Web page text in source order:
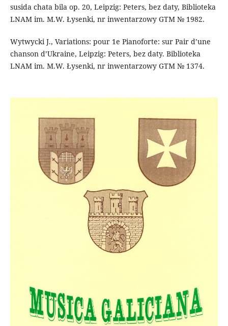
susida chata bila op. 20, Leipzig: Peters, bez daty, Biblioteka
LNAM im. M.W. Łysenki, nr inwentarzowy GTM № 1982.
Wytwycki J., Variations: pour 1e Pianoforte: sur Pair d’une
chanson d’Ukraine, Leipzig: Peters, bez daty. Biblioteka
LNAM im. M.W. Łysenki, nr inwentarzowy GTM № 1374.